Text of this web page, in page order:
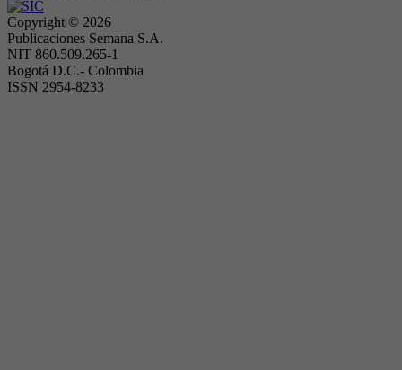
Copyright © 2026
Publicaciones Semana S.A.
NIT 860.509.265-1
Bogotá D.C.- Colombia
ISSN 2954-8233